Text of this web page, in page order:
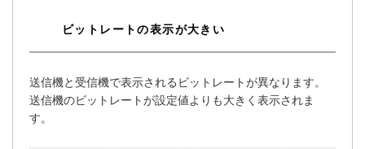
ビットレートの表示が大きい
送信機と受信機で表示されるビットレートが異なります。
送信機のビットレートが設定値よりも大きく表示されま
す。